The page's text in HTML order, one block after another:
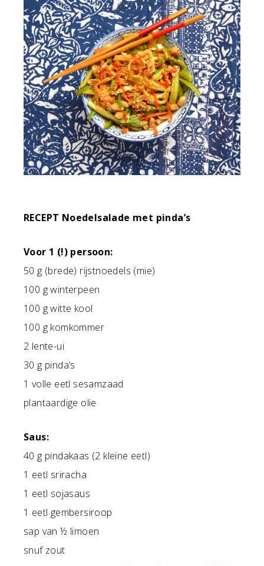
RECEPT Noedelsalade met pinda’s
Voor 1 (!) persoon:
50 g (brede) rijstnoedels (mie)
100 g winterpeen
100 g witte kool
100 g komkommer
2 lente-ui
30 g pinda’s
1 volle eetl sesamzaad
plantaardige olie
Saus:
40 g pindakaas (2 kleine eetl)
1 eetl sriracha
1 eetl sojasaus
1 eetl gembersiroop
sap van ½ limoen
snuf zout